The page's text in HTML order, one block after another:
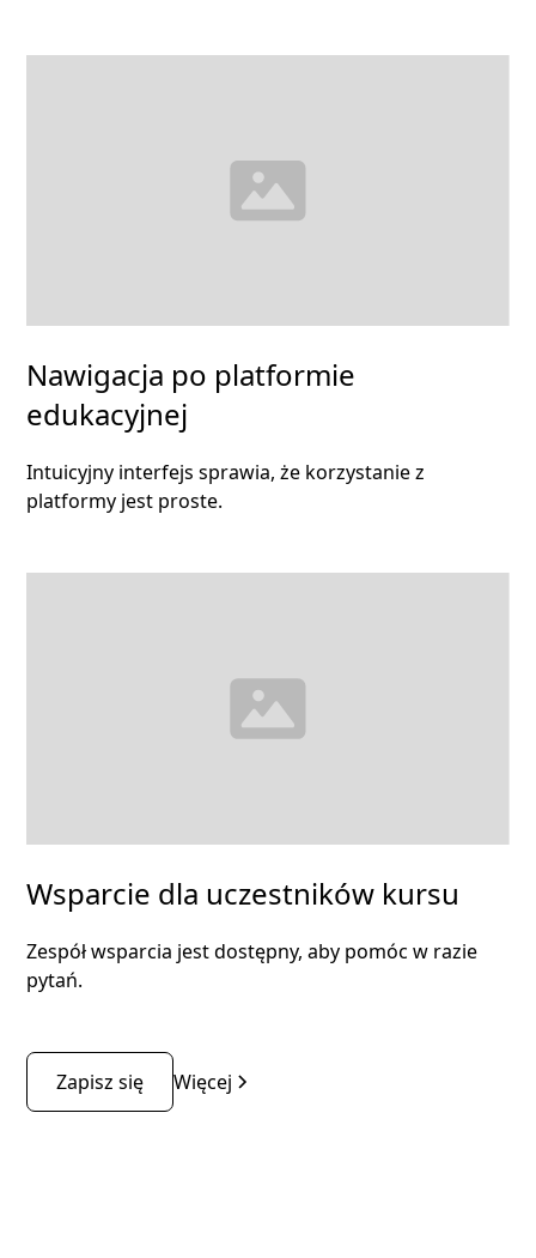
Nawigacja po platformie
edukacyjnej
Intuicyjny interfejs sprawia, że korzystanie z
platformy jest proste.
Wsparcie dla uczestników kursu
Zespół wsparcia jest dostępny, aby pomóc w razie
pytań.
Zapisz się Więcej